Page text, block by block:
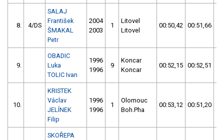
8. 4/DS
SALAJ
František
ŠMAKAL
Petr
2004
2003
1
Litovel
Litovel
00:50,42 00:51,66
9.
OBADIC
Luka
TOLIC Ivan
1996
1996
9
Koncar
Koncar
00:52,15 00:52,51
10.
KRISTEK
Václav
JELÍNEK
Filip
1996
1996
1
Olomouc
Boh.Pha
00:53,12 00:51,20
SKOŘEPA